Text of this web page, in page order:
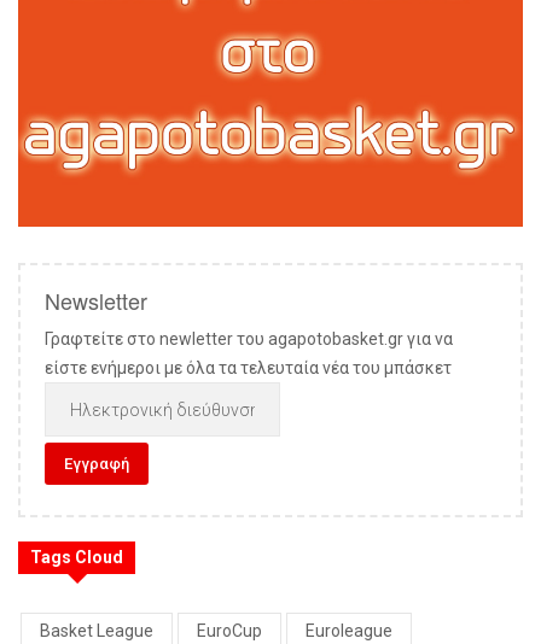
Newsletter
Γραφτείτε στο newletter του agapotobasket.gr για να
είστε ενήμεροι με όλα τα τελευταία νέα του μπάσκετ
Tags Cloud
Basket League EuroCup Euroleague